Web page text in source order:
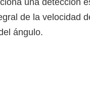
una detección
de la velocidad
ángulo.